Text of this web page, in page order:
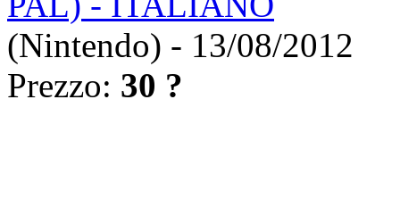
(Nintendo) - 13/08/2012
Prezzo: 30 ?